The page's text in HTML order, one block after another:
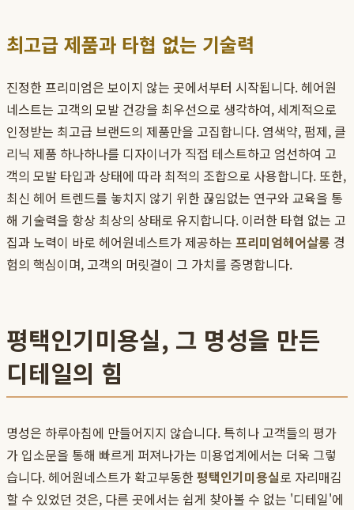
최고급 제품과 타협 없는 기술력
진정한 프리미엄은 보이지 않는 곳에서부터 시작됩니다. 헤어원
네스트는 고객의 모발 건강을 최우선으로 생각하여, 세계적으로
인정받는 최고급 브랜드의 제품만을 고집합니다. 염색약, 펌제, 클
리닉 제품 하나하나를 디자이너가 직접 테스트하고 엄선하여 고
객의 모발 타입과 상태에 따라 최적의 조합으로 사용합니다. 또한,
최신 헤어 트렌드를 놓치지 않기 위한 끊임없는 연구와 교육을 통
해 기술력을 항상 최상의 상태로 유지합니다. 이러한 타협 없는 고
집과 노력이 바로 헤어원네스트가 제공하는 프리미엄헤어살롱 경
험의 핵심이며, 고객의 머릿결이 그 가치를 증명합니다.
평택인기미용실, 그 명성을 만든
디테일의 힘
명성은 하루아침에 만들어지지 않습니다. 특히나 고객들의 평가
가 입소문을 통해 빠르게 퍼져나가는 미용업계에서는 더욱 그렇
습니다. 헤어원네스트가 확고부동한평택인기미용실로 자리매김
할 수 있었던 것은, 다른 곳에서는 쉽게 찾아볼 수 없는 '디테일'에